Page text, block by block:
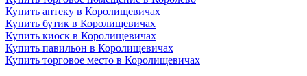
Купить аптеку в Королищевичах
Купить бутик в Королищевичах
Купить киоск в Королищевичах
Купить павильон в Королищевичах
Купить торговое место в Королищевичах